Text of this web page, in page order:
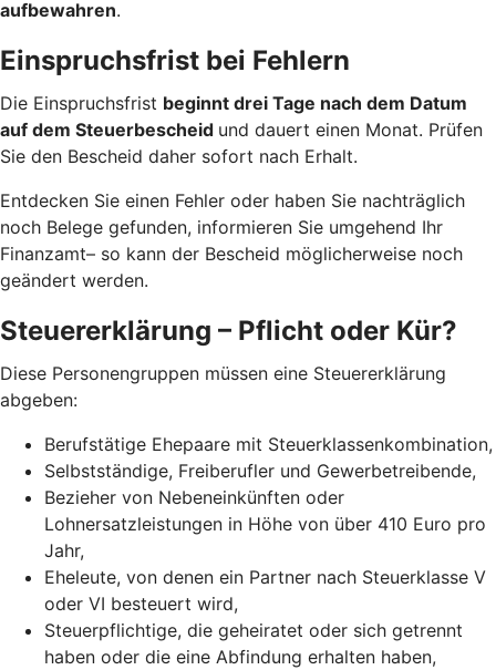
aufbewahren.
Einspruchsfrist bei Fehlern
Die Einspruchsfrist beginnt drei Tage nach dem Datum
auf dem Steuerbescheid und dauert einen Monat. Prüfen
Sie den Bescheid daher sofort nach Erhalt.
Entdecken Sie einen Fehler oder haben Sie nachträglich
noch Belege gefunden, informieren Sie umgehend Ihr
Finanzamt– so kann der Bescheid möglicherweise noch
geändert werden.
Steuererklärung – Pflicht oder Kür?
Diese Personengruppen müssen eine Steuererklärung
abgeben:
Berufstätige Ehepaare mit Steuerklassenkombination,
Selbstständige, Freiberufler und Gewerbetreibende,
Bezieher von Nebeneinkünften oder
Lohnersatzleistungen in Höhe von über 410 Euro pro
Jahr,
Eheleute, von denen ein Partner nach Steuerklasse V
oder VI besteuert wird,
Steuerpflichtige, die geheiratet oder sich getrennt
haben oder die eine Abfindung erhalten haben,